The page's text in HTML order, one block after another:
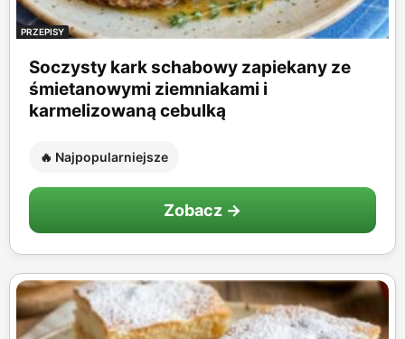
PRZEPISY
Soczysty kark schabowy zapiekany ze
śmietanowymi ziemniakami i
karmelizowaną cebulką
🔥 Najpopularniejsze
Zobacz →